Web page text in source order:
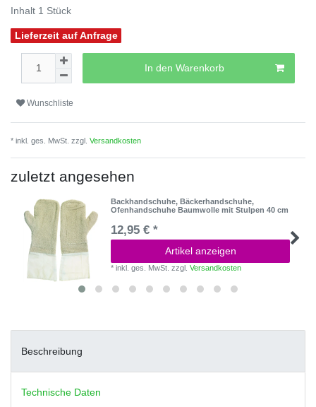
Inhalt 1 Stück
Lieferzeit auf Anfrage
In den Warenkorb
Wunschliste
* inkl. ges. MwSt. zzgl. Versandkosten
zuletzt angesehen
Backhandschuhe, Bäckerhandschuhe,
Ofenhandschuhe Baumwolle mit Stulpen 40 cm
12,95 € *
Artikel anzeigen
*inkl. ges. MwSt. zzgl.Versandkosten
Beschreibung
Technische Daten